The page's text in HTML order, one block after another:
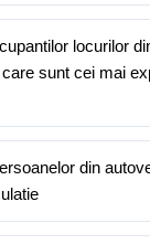
locurilor
sunt cei mai
din